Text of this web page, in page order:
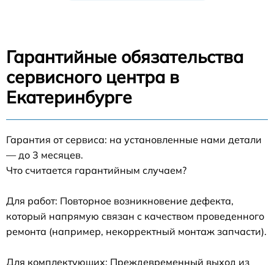
Гарантийные обязательства
сервисного центра в
Екатеринбурге
Гарантия от сервиса: на установленные нами детали
— до 3 месяцев.
Что считается гарантийным случаем?
Для работ: Повторное возникновение дефекта,
который напрямую связан с качеством проведенного
ремонта (например, некорректный монтаж запчасти).
Для комплектующих: Преждевременный выход из